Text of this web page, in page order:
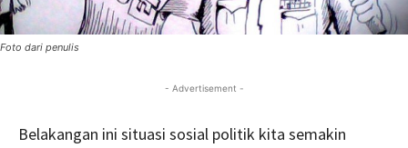
Foto dari penulis
- Advertisement -
Belakangan ini situasi sosial politik kita semakin